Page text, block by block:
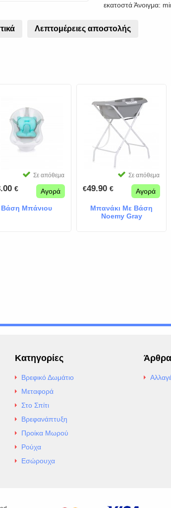
εκατοστά Άνοιγμα:
Λεπτομέρειες αποστολής
Σε απόθεμα
€ Αγορά
Βάση Μπάνιου
Σε απόθεμα
€49.90 € Αγορά
Μπανάκι Με Βάση
Noemy Gray
Κατηγορίες
Βρεφικό Δωμάτιο
Μεταφορά
Στο Σπίτι
Βρεφανάπτυξη
Προίκα Μωρού
Ρούχα
Εσώρουχα
Άρθρα